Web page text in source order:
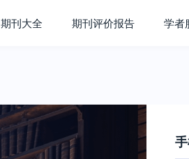
期刊大全 期刊评价报告 学者